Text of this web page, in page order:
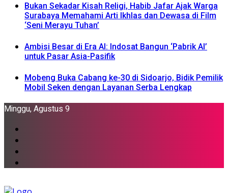
Bukan Sekadar Kisah Religi, Habib Jafar Ajak Warga
Surabaya Memahami Arti Ikhlas dan Dewasa di Film
‘Seni Merayu Tuhan’
Ambisi Besar di Era AI: Indosat Bangun ‘Pabrik AI’
untuk Pasar Asia-Pasifik
Mobeng Buka Cabang ke-30 di Sidoarjo, Bidik Pemilik
Mobil Seken dengan Layanan Serba Lengkap
Minggu, Agustus 9